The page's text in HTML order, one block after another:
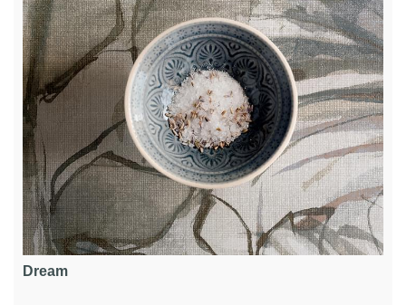
Dream